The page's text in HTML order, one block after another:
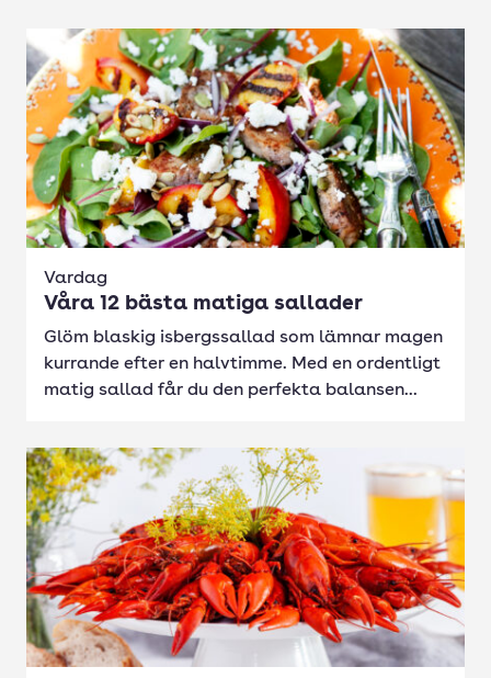
Vardag
Våra 12 bästa matiga sallader
Glöm blaskig isbergssallad som lämnar magen
kurrande efter en halvtimme. Med en ordentligt
matig sallad får du den perfekta balansen...